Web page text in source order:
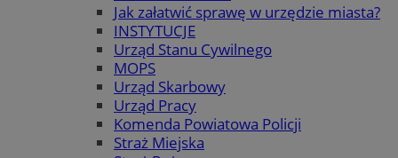
Jak załatwić sprawę w urzędzie miasta?
INSTYTUCJE
Urząd Stanu Cywilnego
MOPS
Urząd Skarbowy
Urząd Pracy
Komenda Powiatowa Policji
Straż Miejska